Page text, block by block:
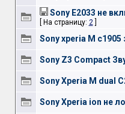
Sony E2033 не
[ На страницу: 2]
Sony xperia M
Sony Z3 Compact
Sony Xperia M dual
Sony Xperia ion не